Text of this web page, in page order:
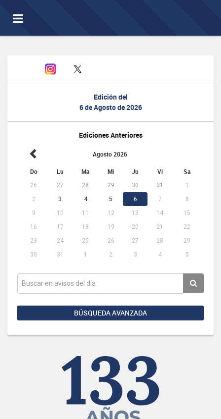
Toggle
navigation
Edición del
6 de Agosto de 2026
Ediciones Anteriores
Agosto 2026
Do Lu Ma Mi Ju Vi Sa
26 27 28 29 30 31
1
2
3 4 5 6 7
8
9
10 11 12 13 14
15
16
17 18 19 20 21
22
23
24 25 26 27 28
29
30
31 1 2 3 4 5
BÚSQUEDA AVANZADA